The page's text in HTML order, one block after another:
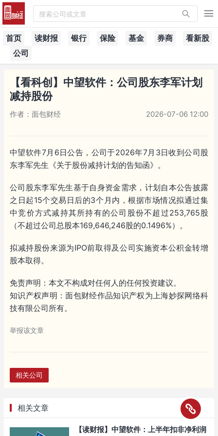
搜索公司或文章
首页 读财报 银行 保险 基金 券商
看新股
公司
【看科创】中望软件：公司股东李军计划
减持股份
作者：面包财经 2026-07-06 12:00
中望软件7月6日公告，公司于2026年7月3日收到公司股
东李军先生《关于股份减持计划的告知函》。
公司股东李军先生基于自身资金需求，计划自本公告披露
之日起15个交易日后的3个月内，根据市场情况拟通过集
中竞价方式减持其所持有的公司股份不超过253,765股
（不超过公司总股本169,646,246股的0.1496%）。
拟减持股份来源为IPO前取得及公司实施资本公积金转增
股本取得。
免责声明：本文不构成对任何人的任何投资建议。
知识产权声明：面包财经作品知识产权为上海妙探网络科
技有限公司所有。
举报该文章
相关公司
相关文章
【读财报】中望软件：上半年扣非净利润